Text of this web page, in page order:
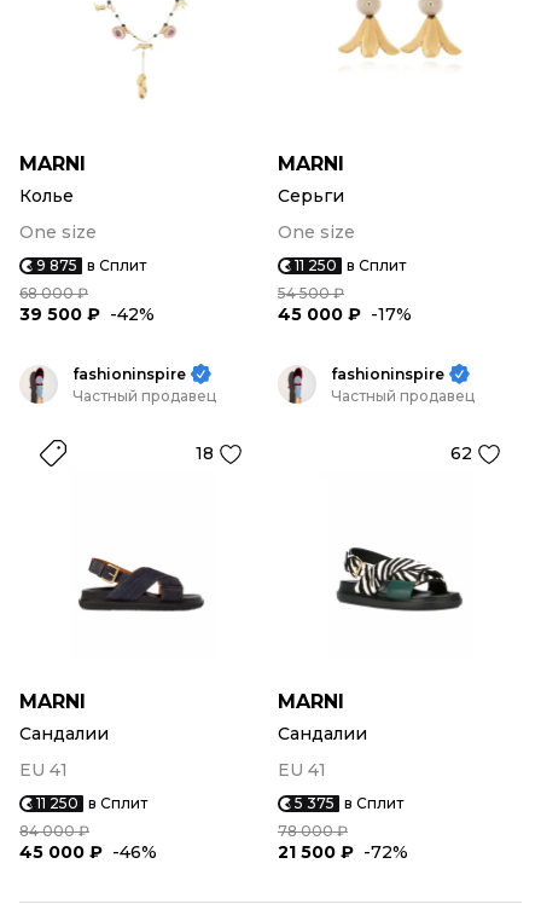
MARNI
Колье
One size
9 875 в Сплит
68 000 ₽
39 500 ₽ -42%
MARNI
Серьги
One size
11 250 в Сплит
54 500 ₽
45 000 ₽ -17%
fashioninspire
Частный продавец
18
MARNI
Сандалии
EU 41
11 250 в Сплит
84 000 ₽
45 000 ₽ -46%
fashioninspire
Частный продавец
62
MARNI
Сандалии
EU 41
5 375 в Сплит
78 000 ₽
21 500 ₽ -72%